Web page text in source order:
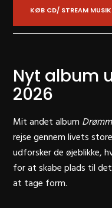
KØB CD/ STREAM MUSIK
Nyt album
2026
Mit andet album
rejse gennem livets
udforsker de øjeblikke,
for at skabe plads til
at tage form.